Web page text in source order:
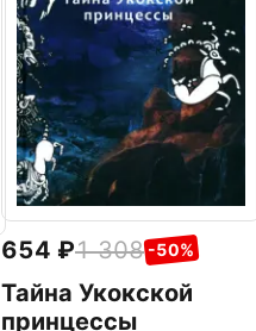
654 1 308 -50%
Тайна Укокской
принцессы